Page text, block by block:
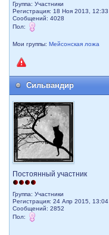
Группа: Участники
Регистрация: 18 Ноя 2013, 12:33
Сообщений: 4028
Пол:
Мои группы:Мейсонская ложа
Сильвандир
Постоянный участник
Группа: Участники
Регистрация: 24 Апр 2015, 13:04
Сообщений: 2852
Пол: